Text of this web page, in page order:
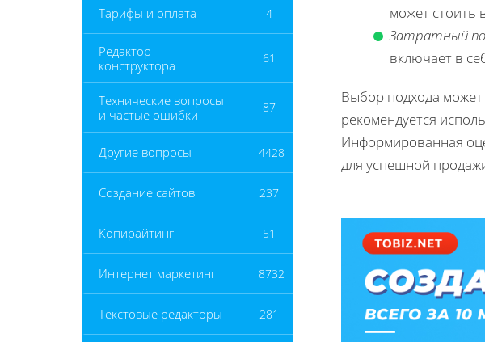
Тарифы и оплата 4
Редактор
конструктора
61
Технические вопросы
и частые ошибки
87
Другие вопросы 4428
Создание сайтов 237
Копирайтинг 51
Интернет маркетинг 8732
Текстовые редакторы 281
может стоить
Затратный
включает в
Выбор подхода может
рекомендуется
Информированная
для успешной